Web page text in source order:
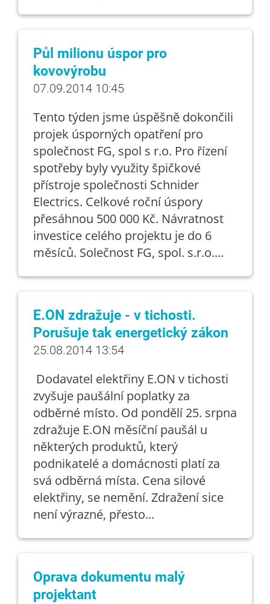
Půl milionu úspor pro
kovovýrobu
07.09.2014 10:45
Tento týden jsme úspěšně dokončili
projek úsporných opatření pro
společnost FG, spol s r.o. Pro řízení
spotřeby byly využity špičkové
přístroje společnosti Schnider
Electrics. Celkové roční úspory
přesáhnou 500 000 Kč. Návratnost
investice celého projektu je do 6
měsíců. Solečnost FG, spol. s.r.o....
E.ON zdražuje - v tichosti.
Porušuje tak energetický zákon
25.08.2014 13:54
Dodavatel elektřiny E.ON v tichosti
zvyšuje paušální poplatky za
odběrné místo. Od pondělí 25. srpna
zdražuje E.ON měsíční paušál u
některých produktů, který
podnikatelé a domácnosti platí za
svá odběrná místa. Cena silové
elektřiny, se nemění. Zdražení sice
není výrazné, přesto...
Oprava dokumentu malý
projektant